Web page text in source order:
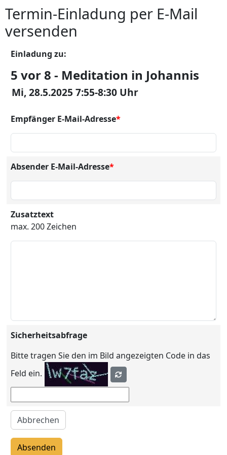
Termin-Einladung per E-Mail
versenden
Einladung zu:
5 vor 8 - Meditation in Johannis
Mi, 28.5.2025 7:55-8:30 Uhr
Empfänger E-Mail-Adresse*
Absender E-Mail-Adresse*
Zusatztext
max. 200 Zeichen
Sicherheitsabfrage
Bitte tragen Sie den im Bild angezeigten Code in das
Feld ein.
Abbrechen
Absenden